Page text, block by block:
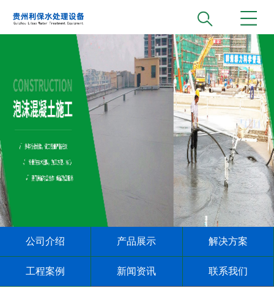
公司介绍 产品展示 解决方案
工程案例 新闻资讯 联系我们